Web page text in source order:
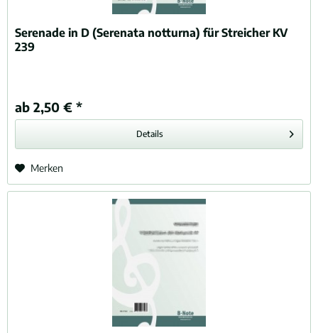
Serenade in D (Serenata notturna) für Streicher KV
239
ab 2,50 € *
Details
Merken